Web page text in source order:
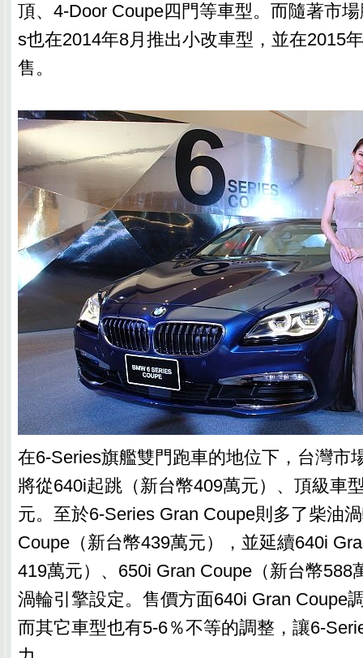
頂、4-Door Coupe四門等車型。而隨著市
s也在2014年8月推出小改車型，並在2015
售。
在6-Series旗艦雙門跑車的地位下，台灣市
將從640i起跳（新台幣409萬元）、頂級車
元。至於6-Series Gran Coupe則多了柴油
Coupe（新台幣439萬元），並延續640i
419萬元）、650i Gran Coupe（新台幣588
渦輪引擎設定。售價方面640i Gran Coupe
而其它車型也有5-6％不等的調整，讓6-